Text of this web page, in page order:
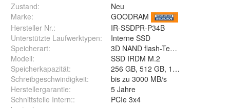
Zustand:
Neu
Marke:
GOODRAM
Hersteller Nr.:
IR-SSDPR-P34B
Unterstützte Laufwerktypen:
Interne SSD
Speicherart:
3D NAND flash-Technologie
Modell:
SSD IRDM M.2
Speicherkapazität:
256 GB, 512 GB, 1TB, 2TB
Schreibgeschwindigkeit:
bis zu 3000 MB/s
Herstellergarantie:
5 Jahre
Schnittstelle Intern::
PCIe 3x4